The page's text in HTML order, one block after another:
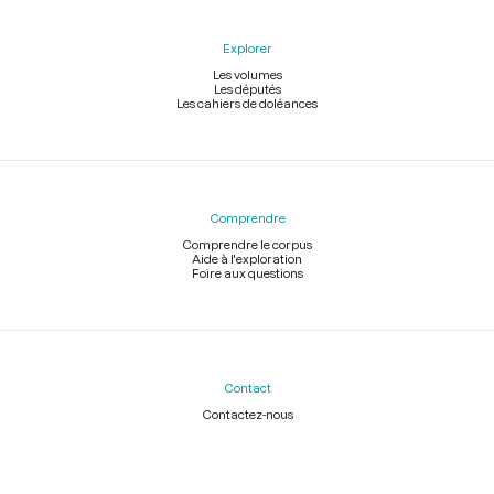
Explorer
Les volumes
Les députés
Les cahiers de doléances
Comprendre
Comprendre le corpus
Aide à l'exploration
Foire aux questions
Contact
Contactez-nous